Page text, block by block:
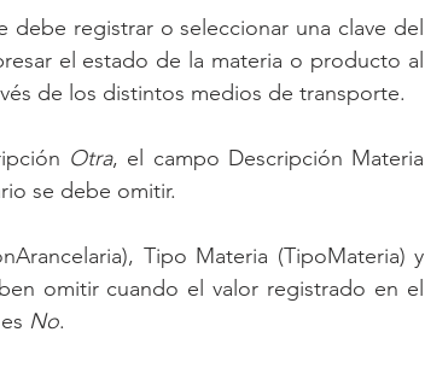
debe registrar o seleccionar una clave del
el estado de la materia o producto al
de los distintos medios de transporte.
Otra, el campo Descripción Materia
se debe omitir.
Tipo Materia (TipoMateria) y
omitir cuando el valor registrado en el
No.